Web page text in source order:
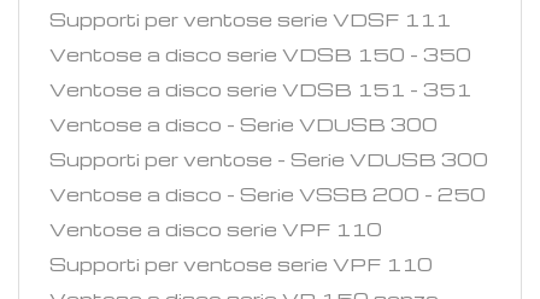
Supporti per ventose serie VDSF 111
Ventose a disco serie VDSB 150 - 350
Ventose a disco serie VDSB 151 - 351
Ventose a disco - Serie VDUSB 300
Supporti per ventose - Serie VDUSB 300
Ventose a disco - Serie VSSB 200 - 250
Ventose a disco serie VPF 110
Supporti per ventose serie VPF 110